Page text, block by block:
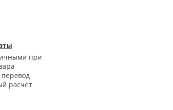
при
расчет